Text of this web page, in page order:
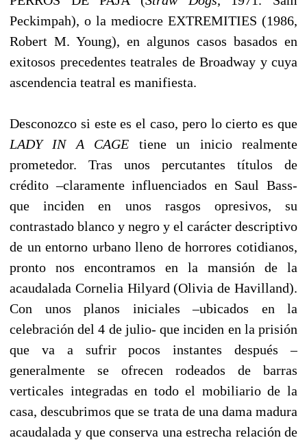
Peckimpah), o la mediocre EXTREMITIES (1986,
Robert M. Young), en algunos casos basados en
exitosos precedentes teatrales de Broadway y cuya
ascendencia teatral es manifiesta.
Desconozco si este es el caso, pero lo cierto es que
LADY IN A CAGE tiene un inicio realmente
prometedor. Tras unos percutantes títulos de
crédito –claramente influenciados en Saul Bass-
que inciden en unos rasgos opresivos, su
contrastado blanco y negro y el carácter descriptivo
de un entorno urbano lleno de horrores cotidianos,
pronto nos encontramos en la mansión de la
acaudalada Cornelia Hilyard (Olivia de Havilland).
Con unos planos iniciales –ubicados en la
celebración del 4 de julio- que inciden en la prisión
que va a sufrir pocos instantes después –
generalmente se ofrecen rodeados de barras
verticales integradas en todo el mobiliario de la
casa, descubrimos que se trata de una dama madura
acaudalada y que conserva una estrecha relación de